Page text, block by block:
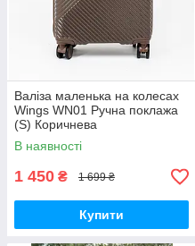
Валіза маленька на колесах
Wings WN01 Ручна поклажа
(S) Коричнева
В наявності
1 450 ₴ 1 699 ₴
Купити